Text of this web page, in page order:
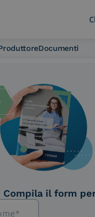
Compila il form